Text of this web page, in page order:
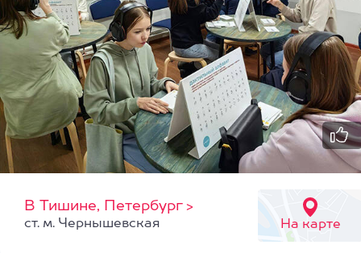
В Тишине, Петербург >
На карте
ст. м. Чернышевская